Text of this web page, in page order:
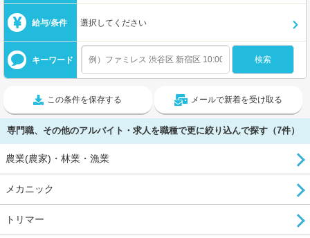
給与/条件 選択してください
キーワード
この条件を保存する メールで新着を受け取る
専門職、その他のアルバイト・求人を職種で更に絞り込んで探す（7件）
農業(農家)・林業・漁業
メカニック
トリマー